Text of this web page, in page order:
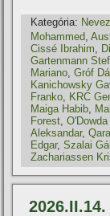
Kategória:
Mohammed,
Cissé Ibrahim,
Gartenmann
Mariano,Gróf
Kanichowsky
Franko, KRC
Maiga Habib,
Forest,
Aleksandar,
Edgar,Szalai
Zachariassen